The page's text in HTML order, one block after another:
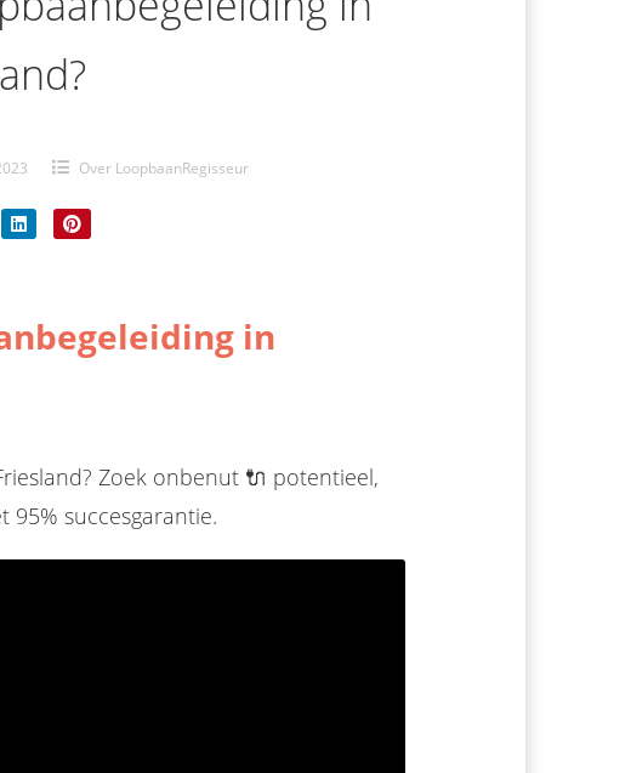
Over LoopbaanRegisseur
in
Zoek onbenut 🔌 potentieel,
succesgarantie.